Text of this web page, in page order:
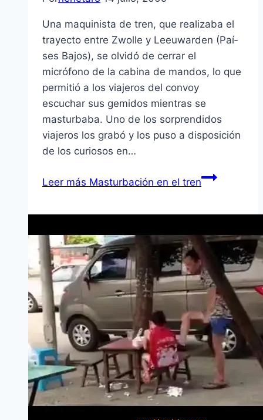
Una maquinista de tren, que realizaba el
trayecto entre Zwolle y Leeuwarden (Paí­
ses Bajos), se olvidó de cerrar el
micrófono de la cabina de mandos, lo que
permitió a los viajeros del convoy
escuchar sus gemidos mientras se
masturbaba. Uno de los sorprendidos
viajeros los grabó y los puso a disposición
de los curiosos en…
Leer más Masturbación en el tren